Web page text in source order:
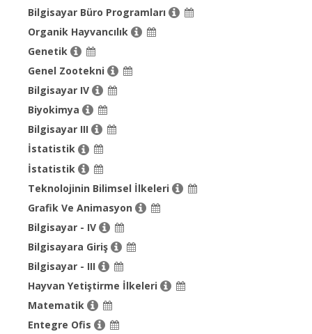
Bilgisayar Büro Programları
Organik Hayvancılık
Genetik
Genel Zootekni
Bilgisayar IV
Biyokimya
Bilgisayar III
İstatistik
İstatistik
Teknolojinin Bilimsel İlkeleri
Grafik Ve Animasyon
Bilgisayar - IV
Bilgisayara Giriş
Bilgisayar - III
Hayvan Yetiştirme İlkeleri
Matematik
Entegre Ofis